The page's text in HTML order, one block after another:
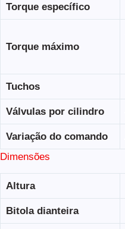
Torque específico
Torque máximo
Tuchos
Válvulas por cilindro
Variação do comando
Dimensões
Altura
Bitola dianteira